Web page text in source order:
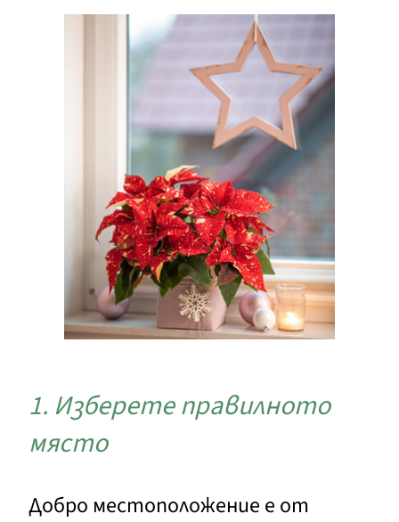
1. Изберете правилното
място
Добро местоположение е от